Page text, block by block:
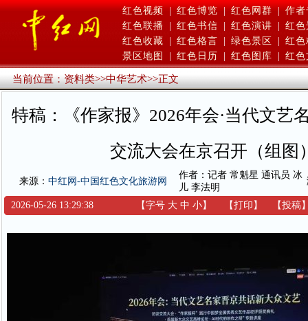
红色视频 | 红色博览 | 红色网群 | 作者
红色联播
红色书信 红色演讲
红色
红色收藏
红色格言 绿色景区
红色
景区地图
红色日历 红色图库 红色
当前位置：资料类>>中华艺术>>正文
特稿：《作家报》2026年会·当代文艺
交流大会在京召开（组图
来源： 中红网-中国红色文化旅游网
作者：记者 常魁星 通讯员 冰
儿 李法明
2026-05-26 13:29:38 【字号 大 中 小】 【打印 】 【投稿